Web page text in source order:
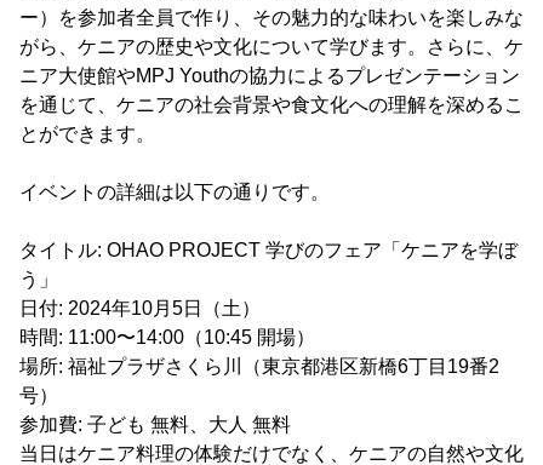
ー）を参加者全員で作り、その魅力的な味わいを楽しみな
がら、ケニアの歴史や文化について学びます。さらに、ケ
ニア大使館やMPJ Youthの協力によるプレゼンテーション
を通じて、ケニアの社会背景や食文化への理解を深めるこ
とができます。
イベントの詳細は以下の通りです。
タイトル: OHAO PROJECT 学びのフェア「ケニアを学ぼ
う」
日付: 2024年10月5日（土）
時間: 11:00〜14:00（10:45 開場）
場所: 福祉プラザさくら川（東京都港区新橋6丁目19番2
号）
参加費: 子ども 無料、大人 無料
当日はケニア料理の体験だけでなく、ケニアの自然や文化